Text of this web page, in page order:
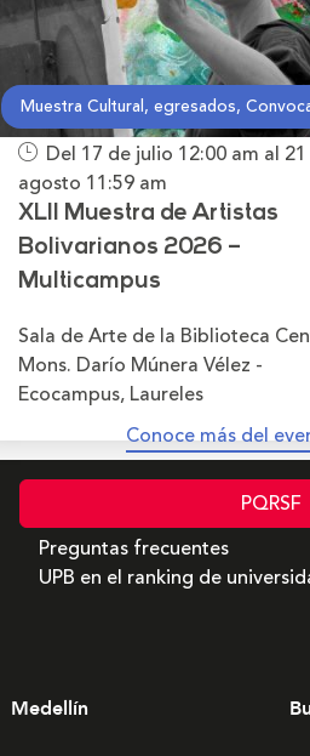
Muestra Cultural, egresados,
Del 17 de julio 12:00 am al
agosto 11:59 am
XLII Muestra de Artistas
Bolivarianos 2026 –
Multicampus
Sala de Arte de la Biblioteca
Mons. Darío Múnera Vélez -
Ecocampus, Laureles
Conoce más del
PQRSF
Preguntas frecuentes
UPB en el ranking de
Medellín